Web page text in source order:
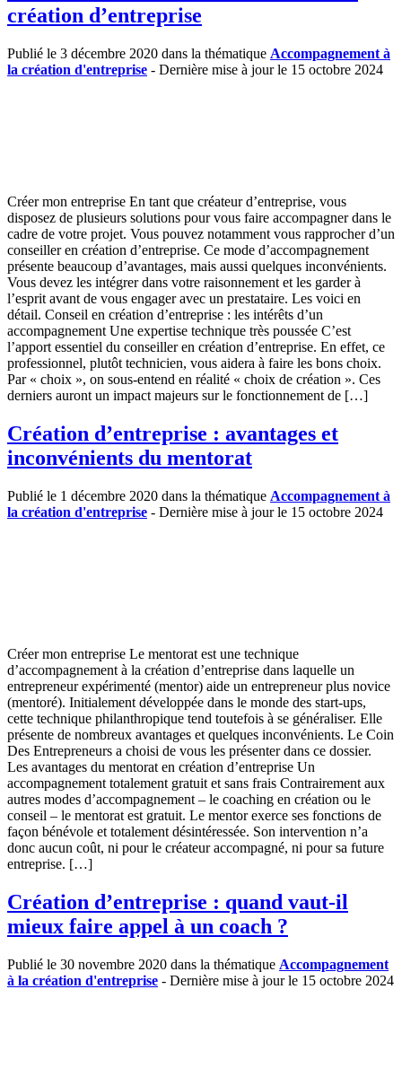
création d’entreprise
Publié le 3 décembre 2020 dans la thématique Accompagnement à
la création d'entreprise - Dernière mise à jour le 15 octobre 2024
Créer mon entreprise En tant que créateur d’entreprise, vous
disposez de plusieurs solutions pour vous faire accompagner dans le
cadre de votre projet. Vous pouvez notamment vous rapprocher d’un
conseiller en création d’entreprise. Ce mode d’accompagnement
présente beaucoup d’avantages, mais aussi quelques inconvénients.
Vous devez les intégrer dans votre raisonnement et les garder à
l’esprit avant de vous engager avec un prestataire. Les voici en
détail. Conseil en création d’entreprise : les intérêts d’un
accompagnement Une expertise technique très poussée C’est
l’apport essentiel du conseiller en création d’entreprise. En effet, ce
professionnel, plutôt technicien, vous aidera à faire les bons choix.
Par « choix », on sous-entend en réalité « choix de création ». Ces
derniers auront un impact majeurs sur le fonctionnement de […]
Création d’entreprise : avantages et
inconvénients du mentorat
Publié le 1 décembre 2020 dans la thématique Accompagnement à
la création d'entreprise - Dernière mise à jour le 15 octobre 2024
Créer mon entreprise Le mentorat est une technique
d’accompagnement à la création d’entreprise dans laquelle un
entrepreneur expérimenté (mentor) aide un entrepreneur plus novice
(mentoré). Initialement développée dans le monde des start-ups,
cette technique philanthropique tend toutefois à se généraliser. Elle
présente de nombreux avantages et quelques inconvénients. Le Coin
Des Entrepreneurs a choisi de vous les présenter dans ce dossier.
Les avantages du mentorat en création d’entreprise Un
accompagnement totalement gratuit et sans frais Contrairement aux
autres modes d’accompagnement – le coaching en création ou le
conseil – le mentorat est gratuit. Le mentor exerce ses fonctions de
façon bénévole et totalement désintéressée. Son intervention n’a
donc aucun coût, ni pour le créateur accompagné, ni pour sa future
entreprise. […]
Création d’entreprise : quand vaut-il
mieux faire appel à un coach ?
Publié le 30 novembre 2020 dans la thématique Accompagnement
à la création d'entreprise - Dernière mise à jour le 15 octobre 2024